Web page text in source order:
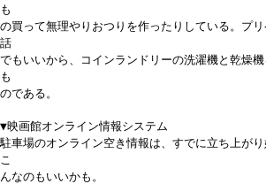
も
の買って無理やりおつりを作ったりしている。プ
話
でもいいから、コインランドリーの洗濯機と乾燥
も
のである。
▼映画館オンライン情報システム
駐車場のオンライン空き情報は、すでに立ち上がり
こ
んなのもいいかも。